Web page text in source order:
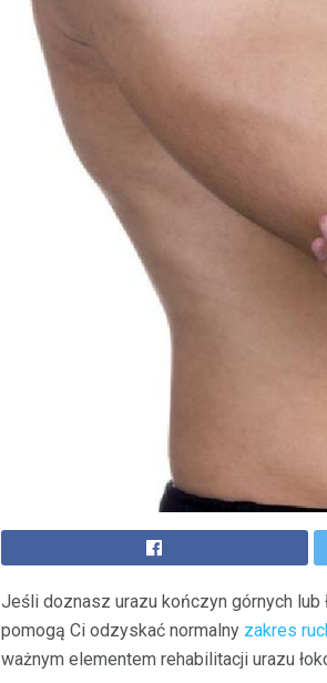
Jeśli doznasz urazu kończyn górnych
pomogą Ci odzyskać normalny zakres
ważnym elementem rehabilitacji urazu